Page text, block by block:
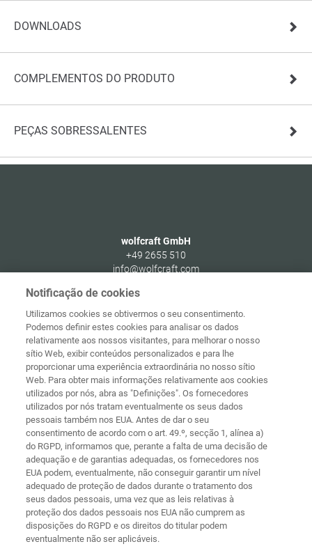
DOWNLOADS
COMPLEMENTOS DO PRODUTO
PEÇAS SOBRESSALENTES
wolfcraft GmbH
+49 2655 510
info@wolfcraft.com
Wolffstraße 1
Germany
Página
principal Contacto Aviso legal
Proteção de
Termos e
condições
Diretivas de
cookies Iniciar sessão
Declaração de
Acessibilidade
Definições de cookies
Notificação de cookies
Utilizamos cookies se obtivermos o seu consentimento.
Podemos definir estes cookies para analisar os dados
relativamente aos nossos visitantes, para melhorar o nosso
sítio Web, exibir conteúdos personalizados e para lhe
proporcionar uma experiência extraordinária no nosso sítio
Web. Para obter mais informações relativamente aos cookies
utilizados por nós, abra as "Definições". Os fornecedores
utilizados por nós tratam eventualmente os seus dados
pessoais também nos EUA. Antes de dar o seu
consentimento de acordo com o art. 49.º, secção 1, alínea a)
do RGPD, informamos que, perante a falta de uma decisão de
adequação e de garantias adequadas, os fornecedores nos
EUA podem, eventualmente, não conseguir garantir um nível
adequado de proteção de dados durante o tratamento dos
seus dados pessoais, uma vez que as leis relativas à
proteção dos dados pessoais nos EUA não cumprem as
disposições do RGPD e os direitos do titular podem
eventualmente não ser aplicáveis.